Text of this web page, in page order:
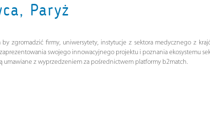
Paryż
by zgromadzić firmy, uniwersytety, instytucje z sektora medycznego z
swojego innowacyjnego projektu i poznania ekosystemu
umawiane z wyprzedzeniem za pośrednictwem platformy b2match.